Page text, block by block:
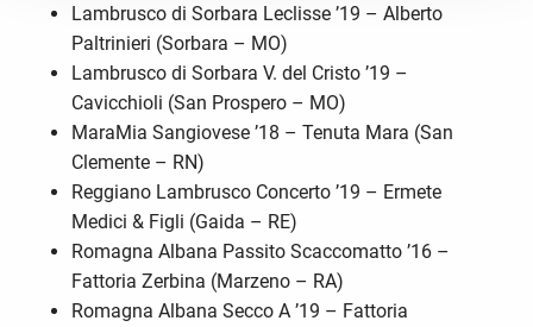
Lambrusco di Sorbara Leclisse ’19 – Alberto
Paltrinieri (Sorbara – MO)
Lambrusco di Sorbara V. del Cristo ’19 –
Cavicchioli (San Prospero – MO)
MaraMia Sangiovese ’18 – Tenuta Mara (San
Clemente – RN)
Reggiano Lambrusco Concerto ’19 – Ermete
Medici & Figli (Gaida – RE)
Romagna Albana Passito Scaccomatto ’16 –
Fattoria Zerbina (Marzeno – RA)
Romagna Albana Secco A ’19 – Fattoria